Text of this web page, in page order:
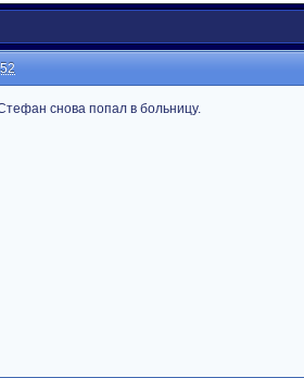
снова попал в больницу.